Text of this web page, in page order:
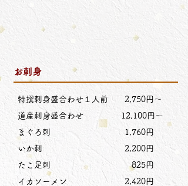
お刺身
特撰刺身盛合わせ１人前 2,750円〜
道産刺身盛合わせ 12,100円～
まぐろ刺 1,760円
いか刺 2,200円
たこ足刺 825円
イカソーメン 2,420円